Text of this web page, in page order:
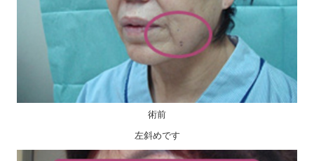
術前
左斜めです